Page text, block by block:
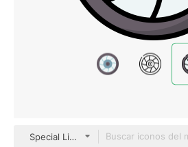
Special Lineal color